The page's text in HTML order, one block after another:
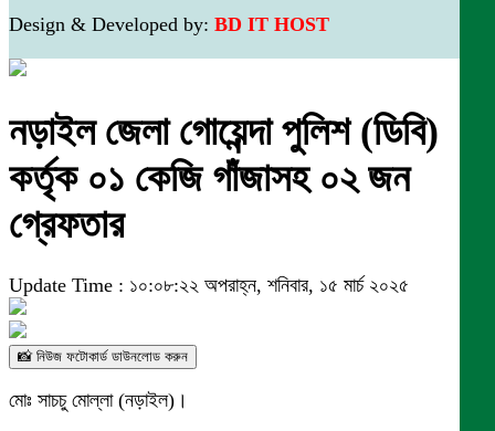
Design & Developed by: BD IT HOST
নড়াইল জেলা গোয়েন্দা পুলিশ (ডিবি)
কর্তৃক ০১ কেজি গাঁজাসহ ০২ জন
গ্রেফতার
Update Time : ১০:০৮:২২ অপরাহ্ন, শনিবার, ১৫ মার্চ ২০২৫
📸 নিউজ ফটোকার্ড ডাউনলোড করুন
মোঃ সাচচু মোল্লা (নড়াইল)।